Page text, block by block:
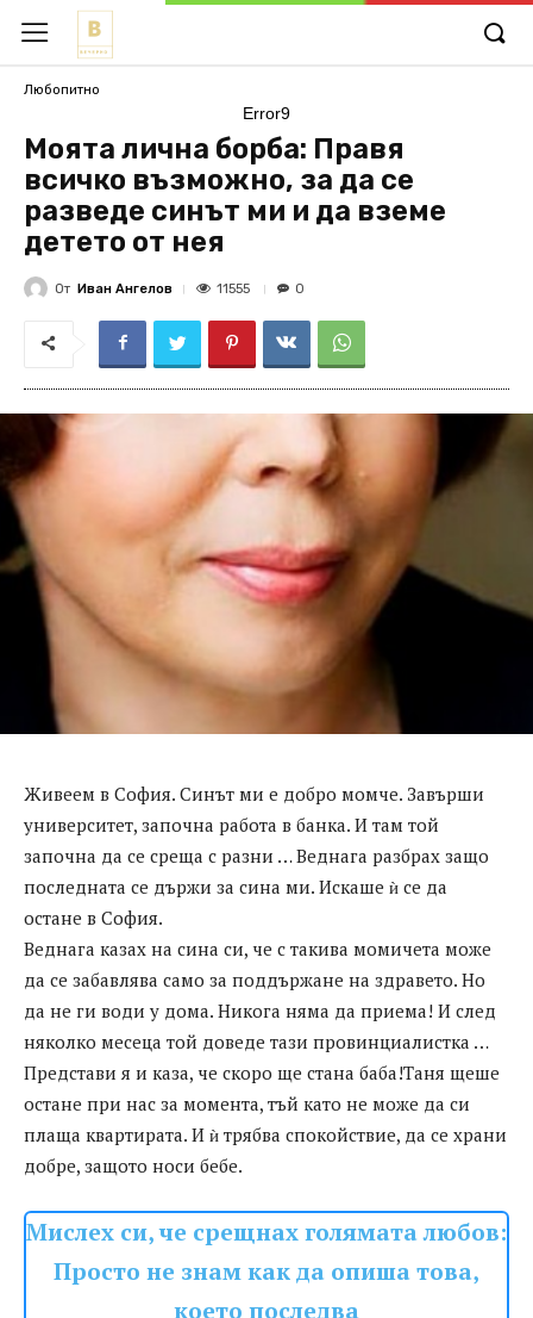
Любопитно
Error9
Моята лична борба: Правя
всичко възможно, за да се
разведе синът ми и да вземе
детето от нея
От Иван Ангелов 11555 0
Живеем в София. Синът ми е добро момче. Завърши
университет, започна работа в банка. И там той
започна да се среща с разни … Веднага разбрах защо
последната се държи за сина ми. Искаше ѝ се да
остане в София.
Веднага казах на сина си, че с такива момичета може
да се забавлява само за поддържане на здравето. Но
да не ги води у дома. Никога няма да приема! И след
няколко месеца той доведе тази провинциалистка …
Представи я и каза, че скоро ще стана баба!Таня щеше
остане при нас за момента, тъй като не може да си
плаща квартирата. И ѝ трябва спокойствие, да се храни
добре, защото носи бебе.
Мислех си, че срещнах голямата любов:
Просто не знам как да опиша това,
което последва